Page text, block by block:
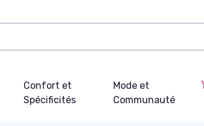
Confort et
Spécificités
Mode et
Communauté